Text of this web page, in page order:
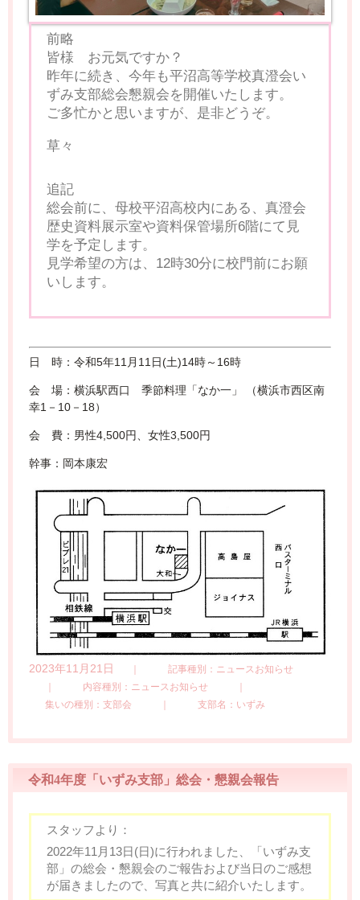
前略
皆様 お元気ですか？
昨年に続き、今年も平沼高等学校真澄会い
ずみ支部総会懇親会を開催いたします。
ご多忙かと思いますが、是非どうぞ。
草々
追記
総会前に、母校平沼高校内にある、真澄会
歴史資料展示室や資料保管場所6階にて見
学を予定します。
見学希望の方は、12時30分に校門前にお願
いします。
日 時：令和5年11月11日(土)14時～16時
会 場：横浜駅西口 季節料理「なか一」 （横浜市西区南
幸1－10－18）
会 費：男性4,500円、女性3,500円
幹事：岡本康宏
2023年11月21日
記事種別：ニュースお知らせ
内容種別：ニュースお知らせ
集いの種別：支部会
支部名：いずみ
令和4年度「いずみ支部」総会・懇親会報告
スタッフより：
2022年11月13日(日)に行われました、「いずみ支
部」の総会・懇親会のご報告および当日のご感想
が届きましたので、写真と共に紹介いたします。